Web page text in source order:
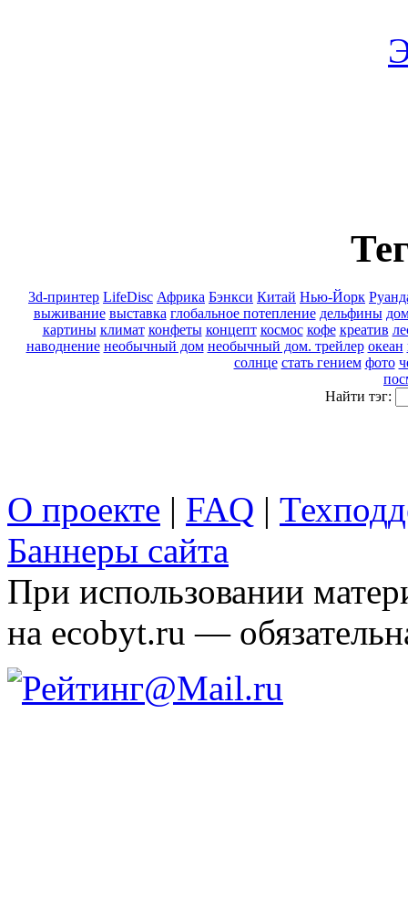
3d-принтер LifeDisc Африка Бэнкси Китай Нью-Йорк
выживание выставка глобальное потепление дельфины
картины климат конфеты концепт космос кофе креатив
наводнение необычный дом необычный дом. трейлер океан
солнце стать гением фото
Найти тэг:
О проекте | FAQ |
Баннеры сайта
При использовании
на ecobyt.ru —